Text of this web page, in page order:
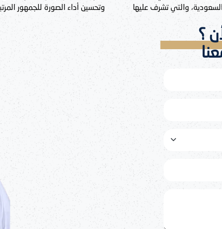
الصورة للجمهور المرتبط في
المدن إدارة متخصصة لكل
على دراسة الحالة وتقديم
القانونية والفنية اللازمة ونشر
التجارية والتوكيلات التجارية
وتسجيل حقوق الملكية الفكرية
كما تقوم بإدارة الحملات
وفق رؤية وأهداف العميل.
في إبراز الهوية المؤسسية
بشكل احترافي وميزان عبر منصات
والإعلام الرقمي من خلال الصور
المناسبة التي تتماشى مع
الشركات الداخلية، حيث نوفر جميع
والخدمات التي تضمن لك الاستقرار
والامتثال النظامي في إدارة
؟